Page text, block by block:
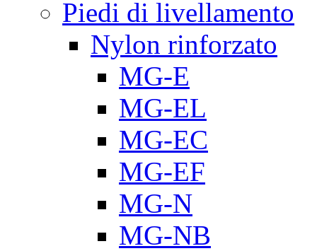
Piedi di livellamento
Nylon rinforzato
MG-E
MG-EL
MG-EC
MG-EF
MG-N
MG-NB